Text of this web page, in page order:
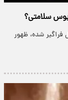
سلامتی؟
فراگیر شده، ظهور